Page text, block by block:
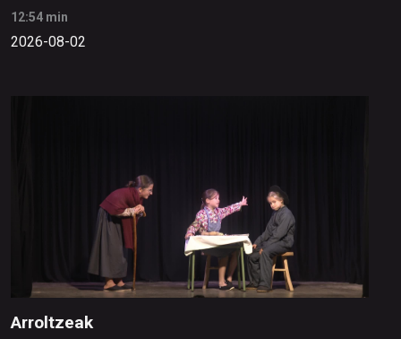
12:54 min
2026-08-02
Arroltzeak